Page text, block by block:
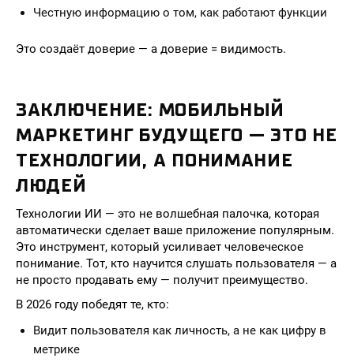
Честную информацию о том, как работают функции
Это создаёт доверие — а доверие = видимость.
ЗАКЛЮЧЕНИЕ: МОБИЛЬНЫЙ
МАРКЕТИНГ БУДУЩЕГО — ЭТО НЕ
ТЕХНОЛОГИИ, А ПОНИМАНИЕ
ЛЮДЕЙ
Технологии ИИ — это не волшебная палочка, которая
автоматически сделает ваше приложение популярным.
Это инструмент, который усиливает человеческое
понимание. Тот, кто научится слушать пользователя — а
не просто продавать ему — получит преимущество.
В 2026 году победят те, кто:
Видит пользователя как личность, а не как цифру в
метрике